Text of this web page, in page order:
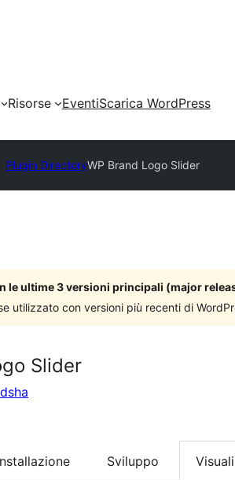
Risorse EventiScarica WordPress
Plugin DirectoryWP Brand Logo Slider
le ultime 3 versioni principali (major
utilizzato con versioni più recenti di
Slider
Sviluppo